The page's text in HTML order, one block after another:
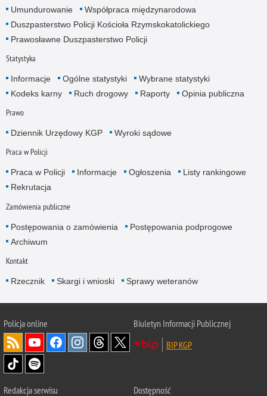
Umundurowanie
Współpraca międzynarodowa
Duszpasterstwo Policji Kościoła Rzymskokatolickiego
Prawosławne Duszpasterstwo Policji
Statystyka
Informacje Ogólne statystyki
Wybrane statystyki
Kodeks karny
Ruch drogowy Raporty Opinia publiczna
Prawo
Dziennik Urzędowy KGP Wyroki sądowe
Praca w Policji
Praca w Policji Informacje Ogłoszenia
Listy rankingowe
Rekrutacja
Zamówienia publiczne
Postępowania o zamówienia
Postępowania podprogowe
Archiwum
Kontakt
Rzecznik Skargi i wnioski Sprawy weteranów
Policjaonline
Biuletyn Informacji Publicznej
BIP KGP
Redakcja serwisu Dostępność